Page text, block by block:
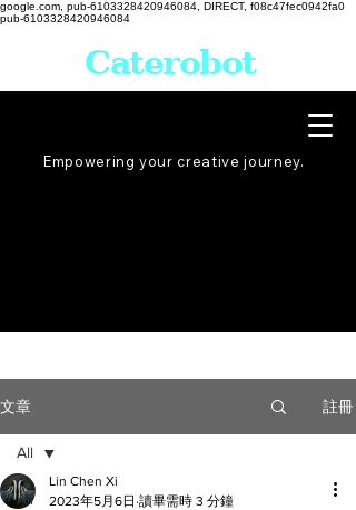
google.com, pub-6103328420946084, DIRECT, f08c47fec0942fa0
pub-6103328420946084
Empowering your creative journey.
Caterobot
文章 註冊
All
All
Lin Chen Xi
2023年5月6日 讀畢需時 3 分鐘